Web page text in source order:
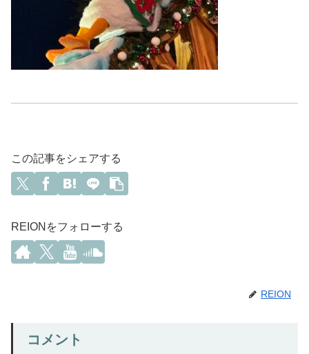
この記事をシェアする
REIONをフォローする
REION
コメント